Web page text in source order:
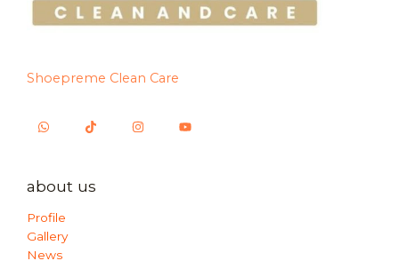
Shoepreme Clean Care
about us
Profile
Gallery
News